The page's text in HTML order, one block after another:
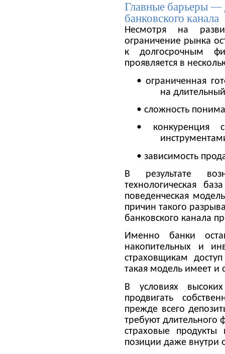
Главные барьеры —
банковского канала
Несмотря на
ограничение рынка
к долгосрочным
проявляется в
• ограниченная
на
• сложность
• конкуренция
• зависимость
В результате
технологическая
поведенческая
причин такого
банковского канала
Именно банки
накопительных и
страховщикам
такая модель имеет и
В условиях
продвигать
прежде всего
требуют длительного
страховые продукты
позиции даже внутри